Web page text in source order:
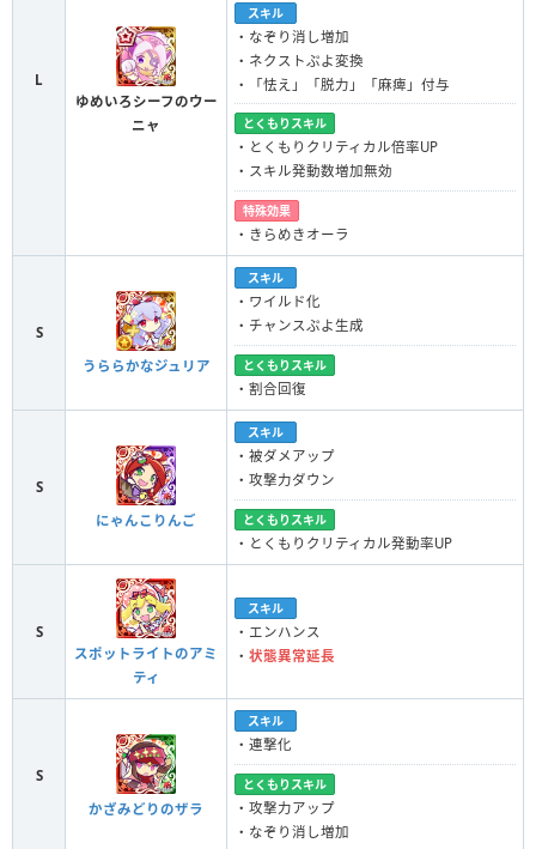
L
ゆめいろシーフのウー
ニャ
スキル
・なぞり消し増加
・ネクストぷよ変換
・「怯え」「脱力」「麻痺」付与
とくもりスキル
・とくもりクリティカル倍率UP
・スキル発動数増加無効
特殊効果
・きらめきオーラ
S
うららかなジュリア
スキル
・ワイルド化
・チャンスぷよ生成
とくもりスキル
・割合回復
S
にゃんこりんご
スキル
・被ダメアップ
・攻撃力ダウン
とくもりスキル
・とくもりクリティカル発動率UP
S
スポットライトのアミ
ティ
スキル
・エンハンス
・ 状態異常延長
S
かざみどりのザラ
スキル
・連撃化
とくもりスキル
・攻撃力アップ
・なぞり消し増加